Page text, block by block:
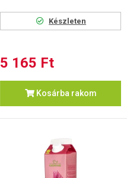
Készleten
5 165 Ft
Kosárba rakom